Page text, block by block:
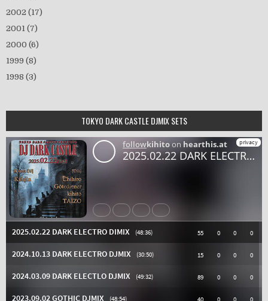
2002 (17)
2001 (7)
2000 (6)
1999 (8)
1998 (3)
TOKYO DARK CASTLE DJMIX SETS